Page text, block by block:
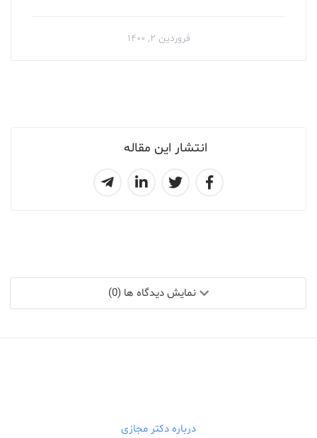
انتشار این مقاله
فروردین ۲, ۱۴۰۰
نمایش دیدگاه ها (0)
درباره دکتر مجازی